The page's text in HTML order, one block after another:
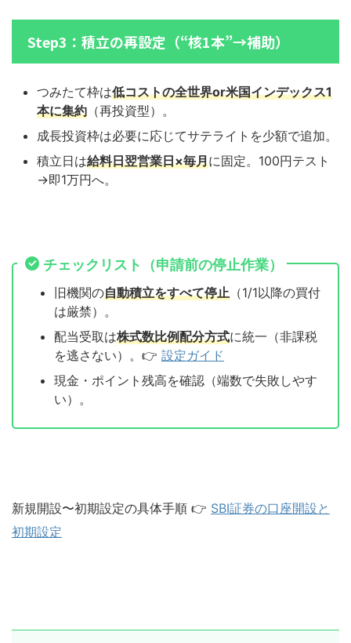
Step3：積立の再設定（“核1本”→補助）
つみたて枠は低コストの全世界or米国インデックス1
本に集約 （再投資型）。
成長投資枠は必要に応じてサテライトを少額で追加。
積立日は給料日翌営業日×毎月に固定。100円テスト
→即1万円へ。
チェックリスト（申請前の停止作業）
旧機関の自動積立をすべて停止 （1/1以降の買付
は厳禁）。
配当受取は株式数比例配分方式に統一（非課税
を逃さない）。👉 設定ガイド
現金・ポイント残高を確認（端数で失敗しやす
い）。
新規開設〜初期設定の具体手順 👉 SBI証券の口座開設と
初期設定